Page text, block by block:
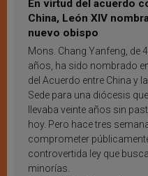
En virtud del acuerdo
China, León XIV
nuevo obispo
Mons. Chang Yanfeng, de
años, ha sido nombrado
del Acuerdo entre China y
Sede para una diócesis que
llevaba veinte años sin
hoy. Pero hace tres
comprometer
controvertida ley que
minorías.